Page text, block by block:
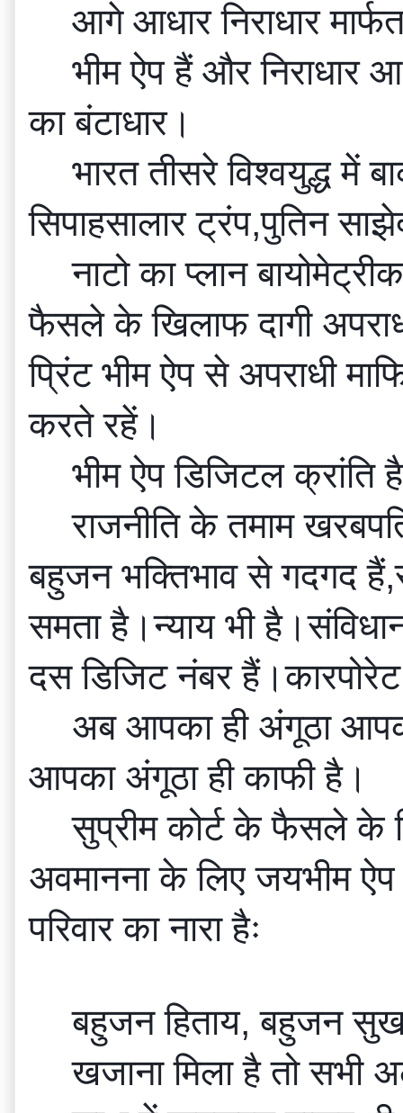
आगे आधार निराधार
भीम ऐप हैं और निराधार
का बंटाधार।
भारत तीसरे विश्वयुद्ध में
सिपाहसालार ट्रंप,पुतिन
नाटो का प्लान
फैसले के खिलाफ दागी
प्रिंट भीम ऐप से अपराधी
करते रहें।
भीम ऐप डिजिटल क्रांति
राजनीति के तमाम
बहुजन भक्तिभाव से गदगद
समता है।न्याय भी
दस डिजिट नंबर
अब आपका ही अंगूठा
आपका अंगूठा ही काफी है।
सुप्रीम कोर्ट के फैसले के
अवमानना के लिए जयभीम
परिवार का नारा हैः
बहुजन हिताय, बहुजन
खजाना मिला है तो सभी